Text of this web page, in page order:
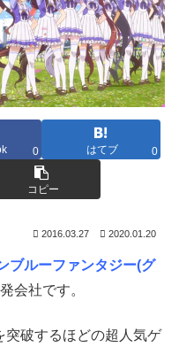
0 はてブ 0
コピー
2016.03.27 2020.01.20
ブルーファンタジー(グ
会社です。
突破するほどの超人気ゲ